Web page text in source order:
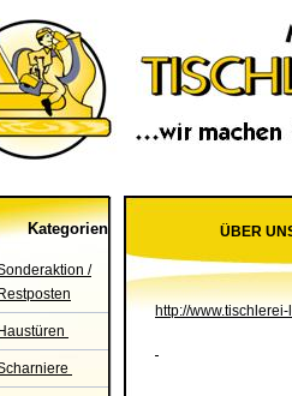
Kategorien
/
Restposten
Haustüren
ÜBER
http://